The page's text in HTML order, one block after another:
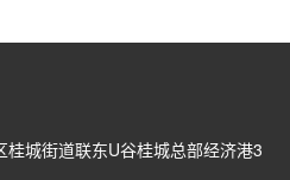
城街道联东U谷桂城总部经济港3